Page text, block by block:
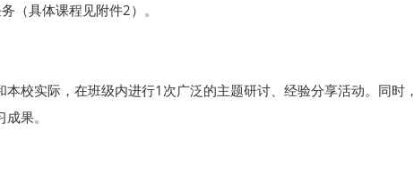
（具体课程见附件2）。
校实际，在班级内进行1次广泛的主题研讨、经验分享活动。同
果。